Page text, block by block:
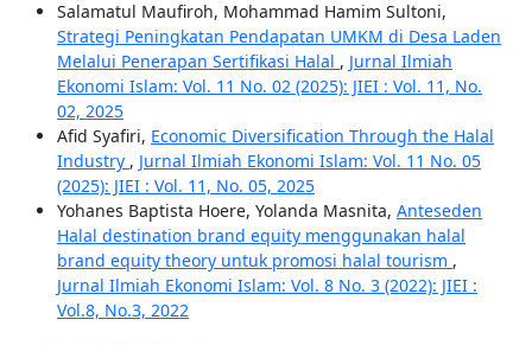
Salamatul Maufiroh, Mohammad Hamim Sultoni,
Strategi Peningkatan Pendapatan UMKM di Desa Laden
Melalui Penerapan Sertifikasi Halal , Jurnal Ilmiah
Ekonomi Islam: Vol. 11 No. 02 (2025): JIEI : Vol. 11, No.
02, 2025
Afid Syafiri, Economic Diversification Through the Halal
Industry , Jurnal Ilmiah Ekonomi Islam: Vol. 11 No. 05
(2025): JIEI : Vol. 11, No. 05, 2025
Yohanes Baptista Hoere, Yolanda Masnita, Anteseden
Halal destination brand equity menggunakan halal
brand equity theory untuk promosi halal tourism ,
Jurnal Ilmiah Ekonomi Islam: Vol. 8 No. 3 (2022): JIEI :
Vol.8, No.3, 2022